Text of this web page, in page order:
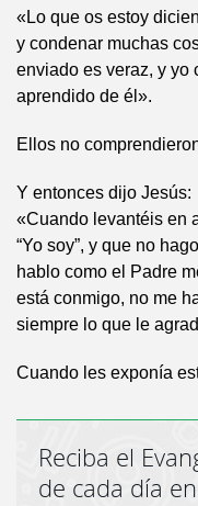
«Lo que os estoy
y condenar muchas
enviado es veraz, y yo
aprendido de él».
Ellos no
Y entonces dijo Jesús:
«Cuando levantéis en
“Yo soy”, y que no
hablo como el Padre
está conmigo, no me
siempre lo que le
Cuando les exponía
Reciba el
de cada día